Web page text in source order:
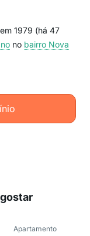
1979 (há 47
no bairro Nova
Apartamento